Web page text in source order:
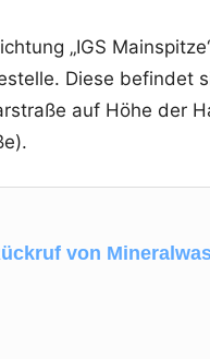
„IGS
Diese befindet
auf Höhe der
von